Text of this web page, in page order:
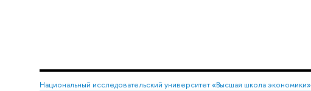
Национальный исследовательский университет «Высшая школа экономики»